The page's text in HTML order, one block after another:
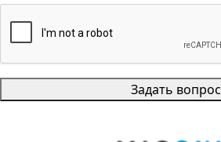
Задать вопрос